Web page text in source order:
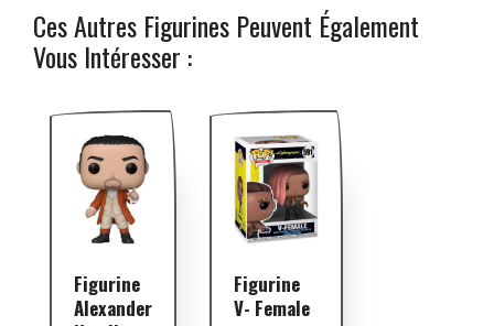
Ces Autres Figurines Peuvent Également
Vous Intéresser :
Figurine
Alexander
Figurine
V- Female